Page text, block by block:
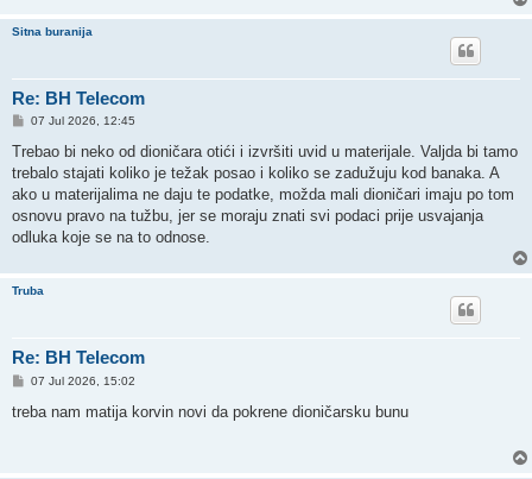
Sitna buranija
Re: BH Telecom
P
s
07 Jul 2026, 12:45
Trebao bi neko od dioničara otići i izvršiti uvid u materijale. Valjda bi tamo
trebalo stajati koliko je težak posao i koliko se zadužuju kod banaka. A
ako u materijalima ne daju te podatke, možda mali dioničari imaju po tom
osnovu pravo na tužbu, jer se moraju znati svi podaci prije usvajanja
odluka koje se na to odnose.
Truba
Re: BH Telecom
P
s
07 Jul 2026, 15:02
treba nam matija korvin novi da pokrene dioničarsku bunu